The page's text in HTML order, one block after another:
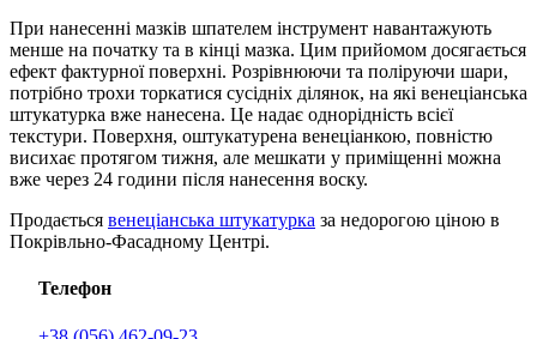
При нанесенні мазків шпателем інструмент навантажують
менше на початку та в кінці мазка. Цим прийомом досягається
ефект фактурної поверхні. Розрівнюючи та поліруючи шари,
потрібно трохи торкатися сусідніх ділянок, на які венеціанська
штукатурка вже нанесена. Це надає однорідність всієї
текстури. Поверхня, оштукатурена венеціанкою, повністю
висихає протягом тижня, але мешкати у приміщенні можна
вже через 24 години після нанесення воску.
Продається венеціанська штукатурка за недорогою ціною в
Покрівльно-Фасадному Центрі.
Телефон